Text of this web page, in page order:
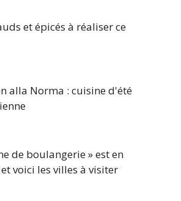
et épicés à réaliser ce
alla Norma : cuisine d'été
de boulangerie » est en
voici les villes à visiter